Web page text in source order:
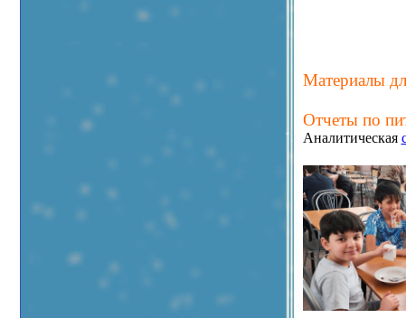
Материалы
Отчеты по
Аналитическая